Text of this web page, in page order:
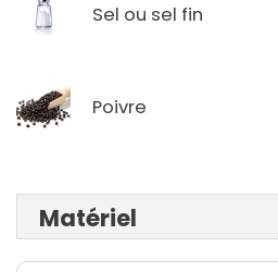
Sel ou sel fin
Poivre
Matériel